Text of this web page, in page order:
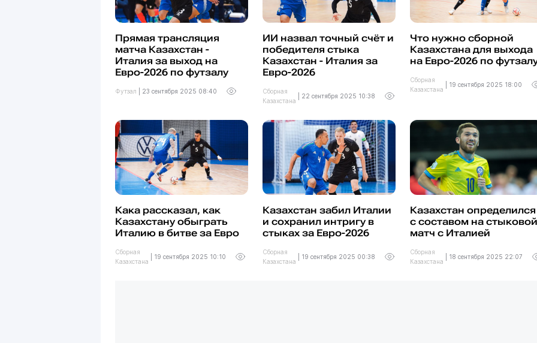
Прямая трансляция
матча Казахстан -
Италия за выход на
Евро-2026 по футзалу
Футзал 23 сентября 2025 08:40
ИИ назвал точный счёт и
победителя стыка
Казахстан - Италия за
Евро-2026
Сборная
Казахстана
22 сентября 2025 10:38
Что нужно сборной
Казахстана для выхода
на Евро-2026 по
Сборная
Казахстана
19 сентября 2025 18:00
Кака рассказал, как
Казахстану обыграть
Италию в битве за Евро
Сборная
Казахстана
19 сентября 2025 10:10
Казахстан забил Италии
и сохранил интригу в
стыках за Евро-2026
Сборная
Казахстана
19 сентября 2025 00:38
Казахстан определился
с составом на стыковой
матч с Италией
Сборная
Казахстана
18 сентября 2025 22:07